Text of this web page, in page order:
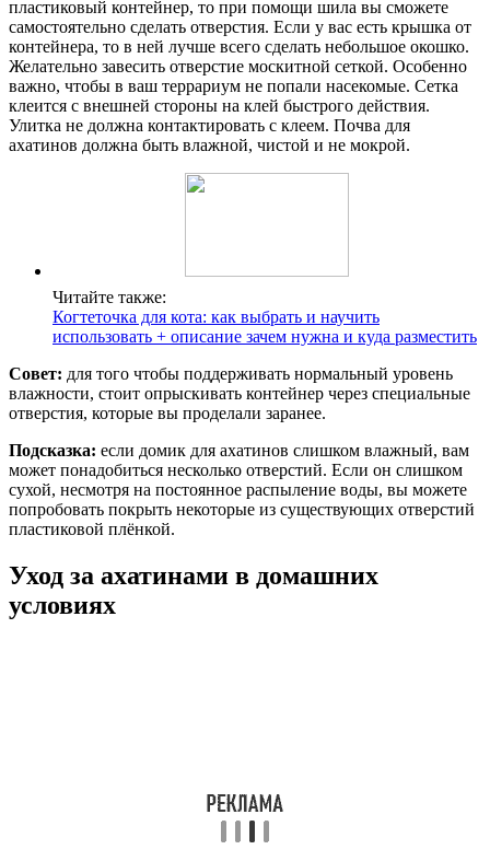
пластиковый контейнер, то при помощи шила вы сможете
самостоятельно сделать отверстия. Если у вас есть крышка от
контейнера, то в ней лучше всего сделать небольшое окошко.
Желательно завесить отверстие москитной сеткой. Особенно
важно, чтобы в ваш террариум не попали насекомые. Сетка
клеится с внешней стороны на клей быстрого действия.
Улитка не должна контактировать с клеем. Почва для
ахатинов должна быть влажной, чистой и не мокрой.
Читайте также:
Когтеточка для кота: как выбрать и научить
использовать + описание зачем нужна и куда разместить
Совет: для того чтобы поддерживать нормальный уровень
влажности, стоит опрыскивать контейнер через специальные
отверстия, которые вы проделали заранее.
Подсказка: если домик для ахатинов слишком влажный, вам
может понадобиться несколько отверстий. Если он слишком
сухой, несмотря на постоянное распыление воды, вы можете
попробовать покрыть некоторые из существующих отверстий
пластиковой плёнкой.
Уход за ахатинами в домашних
условиях